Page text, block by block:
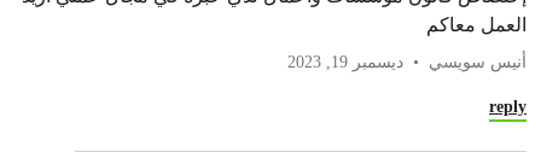
العمل معاكم
أنيس سويسي ديسمبر 19, 2023
reply